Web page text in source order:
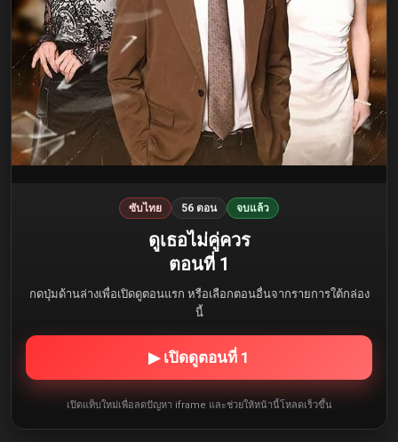
ซับไทย 56 ตอน จบแล้ว
ดูเธอไม่คู่ควร
ตอนที่ 1
กดปุ่มด้านล่างเพื่อเปิดดูตอนแรก หรือเลือกตอนอื่นจากรายการใต้กล่อง
นี้
▶ เปิดดูตอนที่ 1
เปิดแท็บใหม่เพื่อลดปัญหา iframe และช่วยให้หน้านี้โหลดเร็วขึ้น